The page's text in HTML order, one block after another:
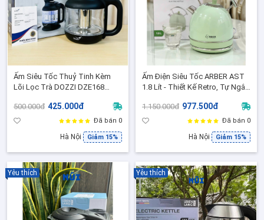
Ấm Siêu Tốc Thuỷ Tinh Kèm
Lõi Lọc Trà DOZZI DZE168
Năm Chính Hãng
500.000đ 425.000đ
Đã bán 0
Hà Nội Giảm 15%
Ấm Điện Siêu Tốc ARBER AST
1.8 Lít - Thiết Kế Retro, Tự Ngắt
Tháng
1.150.000đ 977.500đ
Đã bán 0
Hà Nội Giảm 15%
Yêu thích Yêu thích